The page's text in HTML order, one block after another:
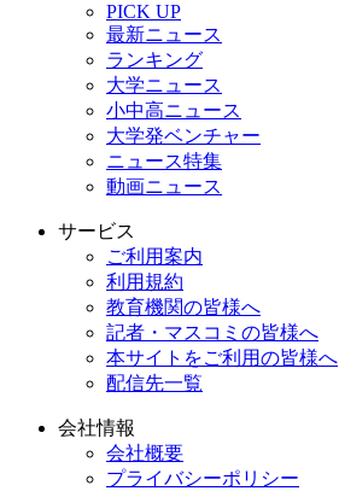
PICK UP
最新ニュース
ランキング
大学ニュース
小中高ニュース
大学発ベンチャー
ニュース特集
動画ニュース
サービス
ご利用案内
利用規約
教育機関の皆様へ
記者・マスコミの皆様へ
本サイトをご利用の皆様へ
配信先一覧
会社情報
会社概要
プライバシーポリシー